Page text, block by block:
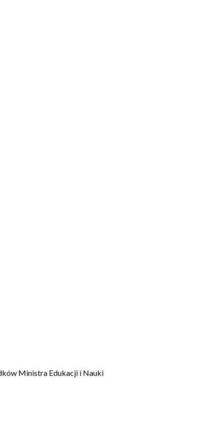
Ministra Edukacji i Nauki